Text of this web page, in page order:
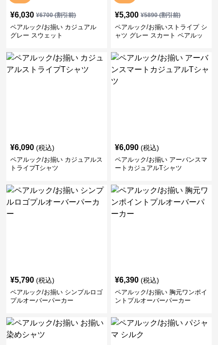
¥6,030 ¥6700(割引前)
ペアルック/お揃い カジュアル
グレー スウェット
¥5,300 ¥5890(割引前)
ペアルック/お揃いストライプ シ
ャツ グレー スカート ペアルッ
¥6,090 (税込)
ペアルック/お揃い カジュアルス
トライプTシャツ
¥6,090 (税込)
ペアルック/お揃い アーバンスマ
ートカジュアルTシャツ
¥5,790 (税込)
ペアルック/お揃い シンプルロゴ
プルオーバーパーカー
¥6,390 (税込)
ペアルック/お揃い 胸元ワンポイ
ントプルオーバーパーカー